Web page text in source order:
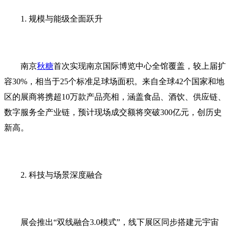
1. 规模与能级全面跃升‌
南京秋糖首次实现南京国际博览中心全馆覆盖，较上届扩
容30%，相当于25个标准足球场面积。来自全球42个国家和地
区的展商将携超10万款产品亮相，涵盖‌食品、酒饮、供应链、
数字服务全产业链‌，预计现场成交额将突破‌300亿元‌，创历史
新高。
2. 科技与场景深度融合‌
展会推出‌“双线融合3.0模式”‌，线下展区同步搭建元宇宙